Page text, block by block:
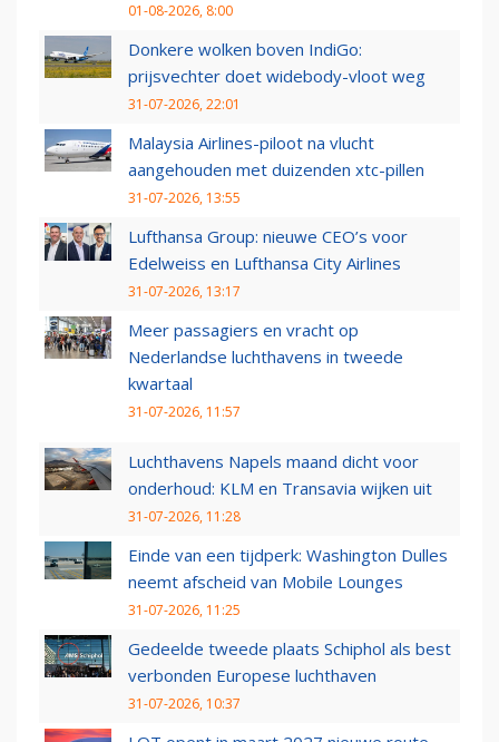
01-08-2026, 8:00
Donkere wolken boven IndiGo:
prijsvechter doet widebody-vloot weg
31-07-2026, 22:01
Malaysia Airlines-piloot na vlucht
aangehouden met duizenden xtc-pillen
31-07-2026, 13:55
Lufthansa Group: nieuwe CEO’s voor
Edelweiss en Lufthansa City Airlines
31-07-2026, 13:17
Meer passagiers en vracht op
Nederlandse luchthavens in tweede
kwartaal
31-07-2026, 11:57
Luchthavens Napels maand dicht voor
onderhoud: KLM en Transavia wijken uit
31-07-2026, 11:28
Einde van een tijdperk: Washington Dulles
neemt afscheid van Mobile Lounges
31-07-2026, 11:25
Gedeelde tweede plaats Schiphol als best
verbonden Europese luchthaven
31-07-2026, 10:37